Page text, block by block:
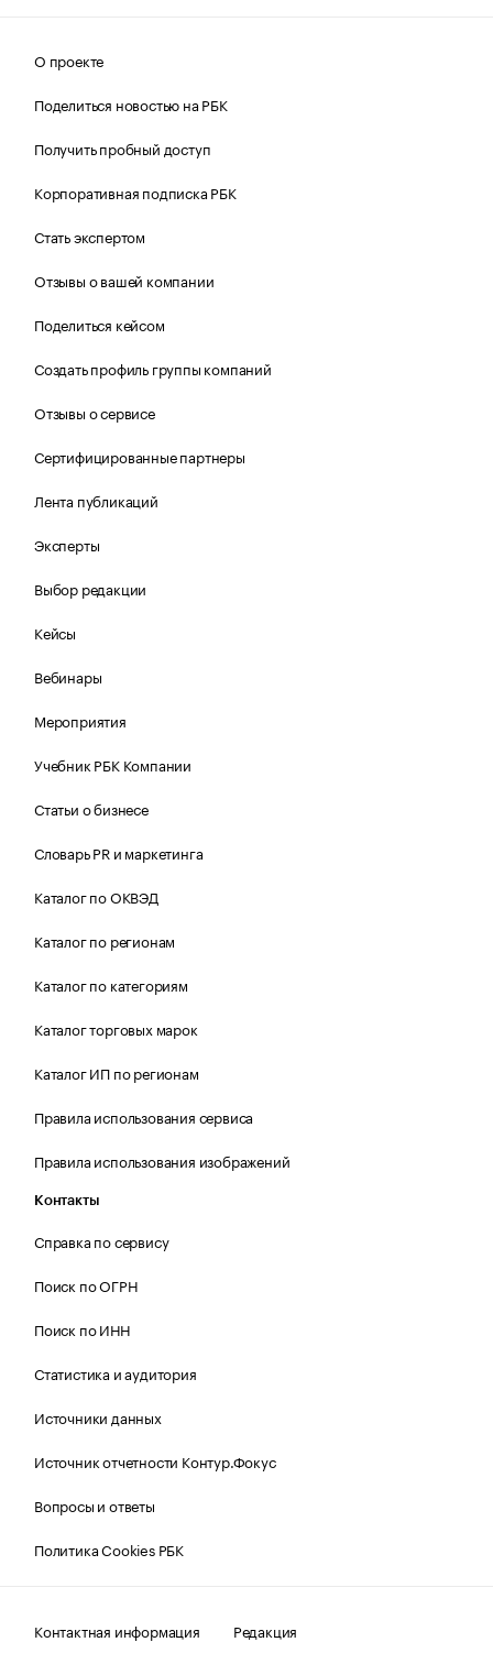
О проекте
Поделиться новостью на РБК
Получить пробный доступ
Корпоративная подписка РБК
Стать экспертом
Отзывы о вашей компании
Поделиться кейсом
Создать профиль группы компаний
Отзывы о сервисе
Сертифицированные партнеры
Лента публикаций
Эксперты
Выбор редакции
Кейсы
Вебинары
Мероприятия
Учебник РБК Компании
Статьи о бизнесе
Словарь PR и маркетинга
Каталог по ОКВЭД
Каталог по регионам
Каталог по категориям
Каталог торговых марок
Каталог ИП по регионам
Правила использования сервиса
Правила использования изображений
Контакты
Справка по сервису
Поиск по ОГРН
Поиск по ИНН
Статистика и аудитория
Источники данных
Источник отчетности Контур.Фокус
Вопросы и ответы
Политика Cookies РБК
Контактная информация
Редакция